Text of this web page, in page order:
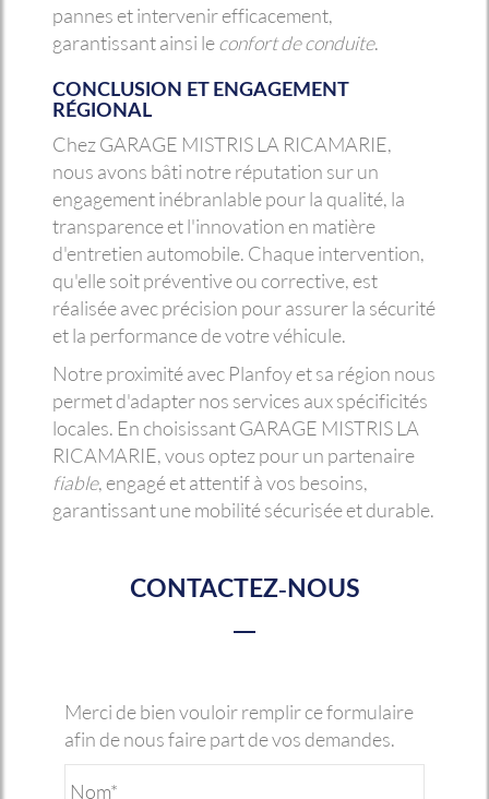
pannes et intervenir efficacement,
garantissant ainsi leconfort de conduite.
CONCLUSION ET ENGAGEMENT
RÉGIONAL
Chez GARAGE MISTRIS LA RICAMARIE,
nous avons bâti notre réputation sur un
engagement inébranlable pour la qualité, la
transparence et l'innovation en matière
d'entretien automobile. Chaque intervention,
qu'elle soit préventive ou corrective, est
réalisée avec précision pour assurer la sécurité
et la performance de votre véhicule.
Notre proximité avec Planfoy et sa région nous
permet d'adapter nos services aux spécificités
locales. En choisissant GARAGE MISTRIS LA
RICAMARIE, vous optez pour un partenaire
fiable, engagé et attentif à vos besoins,
garantissant une mobilité sécurisée et durable.
CONTACTEZ-NOUS
Merci de bien vouloir remplir ce formulaire
afin de nous faire part de vos demandes.